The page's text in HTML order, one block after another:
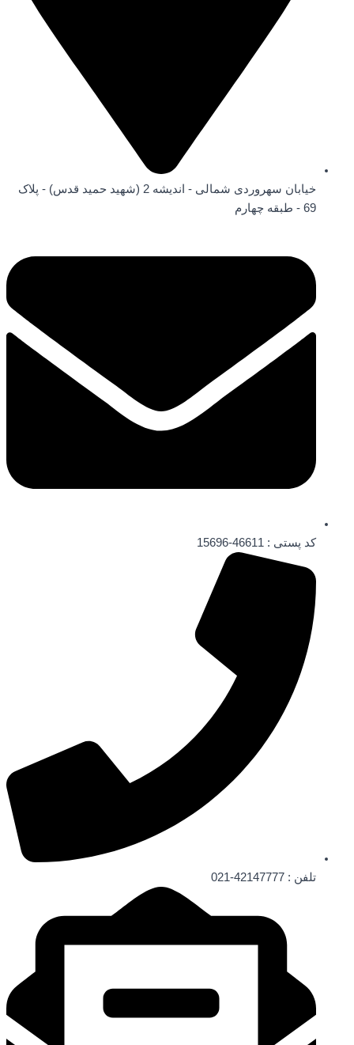
خیابان سهروردی شمالی - اندیشه 2 (شهید حمید قدس) - پلاک
69 - طبقه چهارم
کد پستی : 46611-15696
تلفن : 42147777-021